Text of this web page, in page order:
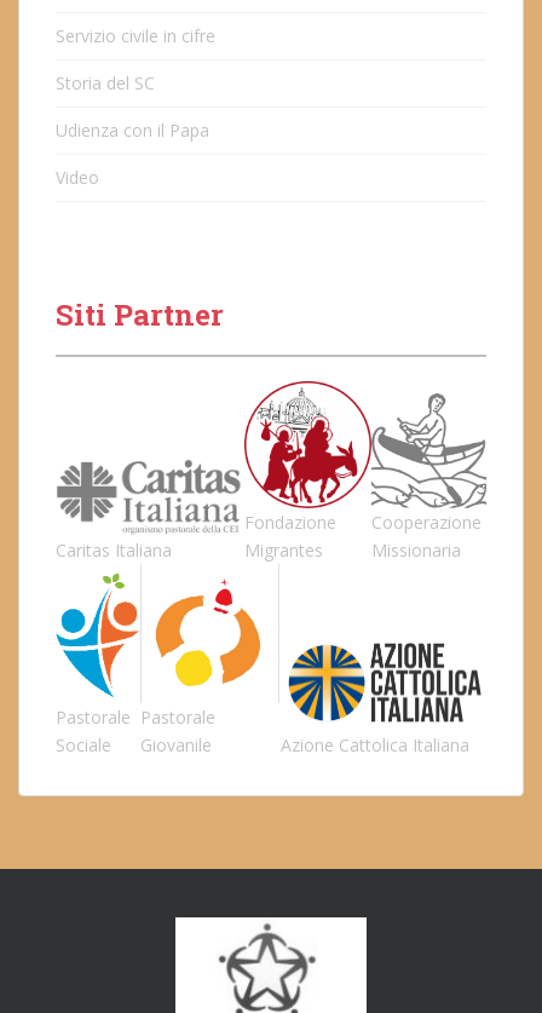
Servizio civile in cifre
Storia del SC
Udienza con il Papa
Video
Siti Partner
Caritas Italiana
Fondazione
Migrantes
Cooperazione
Missionaria
Pastorale
Sociale
Pastorale
Giovanile
Azione Cattolica Italiana